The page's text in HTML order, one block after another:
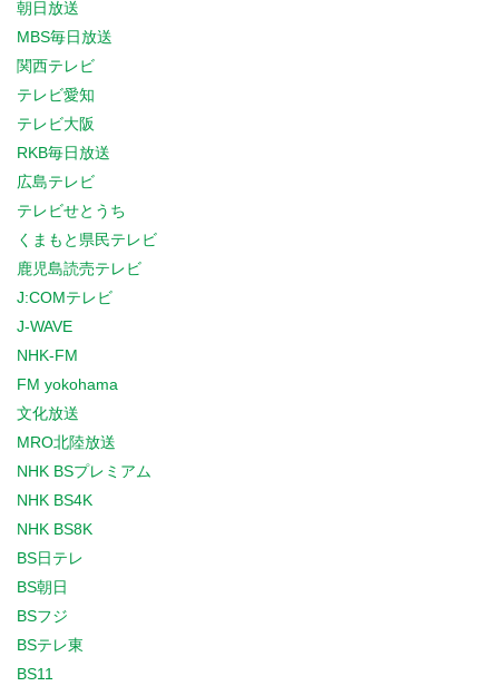
朝日放送
MBS毎日放送
関西テレビ
テレビ愛知
テレビ大阪
RKB毎日放送
広島テレビ
テレビせとうち
くまもと県民テレビ
鹿児島読売テレビ
J:COMテレビ
J-WAVE
NHK-FM
FM yokohama
文化放送
MRO北陸放送
NHK BSプレミアム
NHK BS4K
NHK BS8K
BS日テレ
BS朝日
BSフジ
BSテレ東
BS11